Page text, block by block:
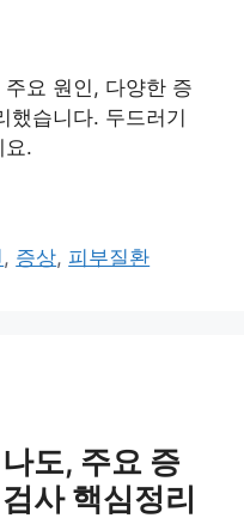
요 원인, 다양한 증
했습니다. 두드러기
요.
, 증상, 피부질환
도, 주요 증
사 핵심정리